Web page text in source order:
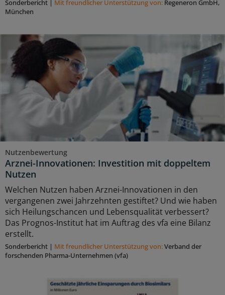
Sonderbericht | Mit freundlicher Unterstützung von: Regeneron GmbH,
München
Nutzenbewertung
Arznei-Innovationen: Investition mit doppeltem
Nutzen
Welchen Nutzen haben Arznei-Innovationen in den
vergangenen zwei Jahrzehnten gestiftet? Und wie haben
sich Heilungschancen und Lebensqualität verbessert?
Das Prognos-Institut hat im Auftrag des vfa eine Bilanz
erstellt.
Sonderbericht | Mit freundlicher Unterstützung von:Verband der
forschenden Pharma-Unternehmen (vfa)